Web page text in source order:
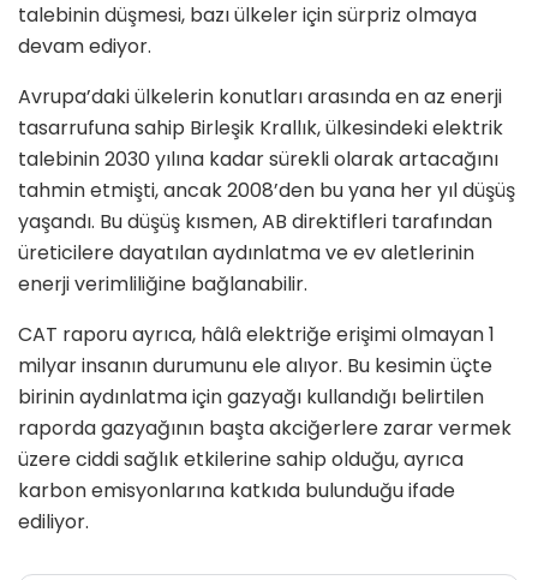
talebinin düşmesi, bazı ülkeler için sürpriz olmaya
devam ediyor.
Avrupa’daki ülkelerin konutları arasında en az enerji
tasarrufuna sahip Birleşik Krallık, ülkesindeki elektrik
talebinin 2030 yılına kadar sürekli olarak artacağını
tahmin etmişti, ancak 2008’den bu yana her yıl düşüş
yaşandı. Bu düşüş kısmen, AB direktifleri tarafından
üreticilere dayatılan aydınlatma ve ev aletlerinin
enerji verimliliğine bağlanabilir.
CAT raporu ayrıca, hâlâ elektriğe erişimi olmayan 1
milyar insanın durumunu ele alıyor. Bu kesimin üçte
birinin aydınlatma için gazyağı kullandığı belirtilen
raporda gazyağının başta akciğerlere zarar vermek
üzere ciddi sağlık etkilerine sahip olduğu, ayrıca
karbon emisyonlarına katkıda bulunduğu ifade
ediliyor.